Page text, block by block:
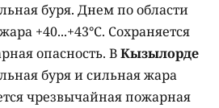
буря. Днем по области
+40...+43°C. Сохраняется
опасность. ВКызылорде
буря и сильная жара
чрезвычайная пожарная